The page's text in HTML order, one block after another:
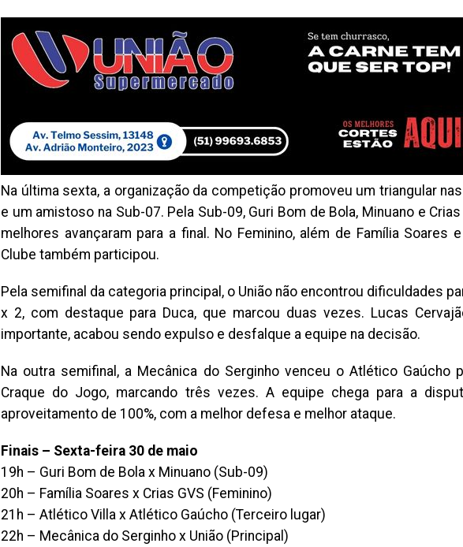
Na última sexta, a organização da competição promoveu um triangular
e um amistoso na Sub-07. Pela Sub-09, Guri Bom de Bola, Minuano e
melhores avançaram para a final. No Feminino, além de Família Soares
Clube também participou.
Pela semifinal da categoria principal, o União não encontrou dificuldades
x 2, com destaque para Duca, que marcou duas vezes. Lucas
importante, acabou sendo expulso e desfalque a equipe na decisão.
Na outra semifinal, a Mecânica do Serginho venceu o Atlético
Craque do Jogo, marcando três vezes. A equipe chega para a
aproveitamento de 100%, com a melhor defesa e melhor ataque.
Finais – Sexta-feira 30 de maio
19h – Guri Bom de Bola x Minuano (Sub-09)
20h – Família Soares x Crias GVS (Feminino)
21h – Atlético Villa x Atlético Gaúcho (Terceiro lugar)
22h – Mecânica do Serginho x União (Principal)